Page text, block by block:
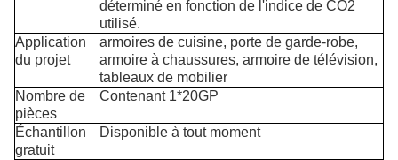
déterminé en fonction de l'indice de CO2
utilisé.
Application
du projet
armoires de cuisine, porte de garde-robe,
armoire à chaussures, armoire de télévision,
tableaux de mobilier
Nombre de
pièces
Contenant 1*20GP
Échantillon
gratuit
Disponible à tout moment